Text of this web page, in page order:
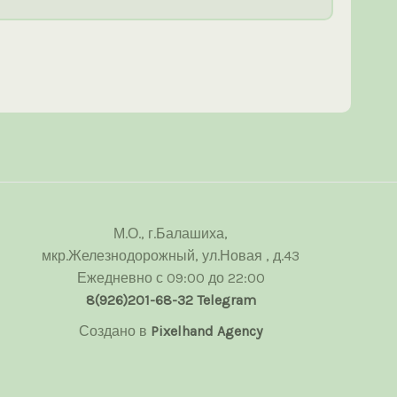
М.О., г.Балашиха,
мкр.Железнодорожный, ул.Новая , д.43
Ежедневно с 09:00 до 22:00
8(926)201-68-32 Telegram
Создано в Pixelhand Agency